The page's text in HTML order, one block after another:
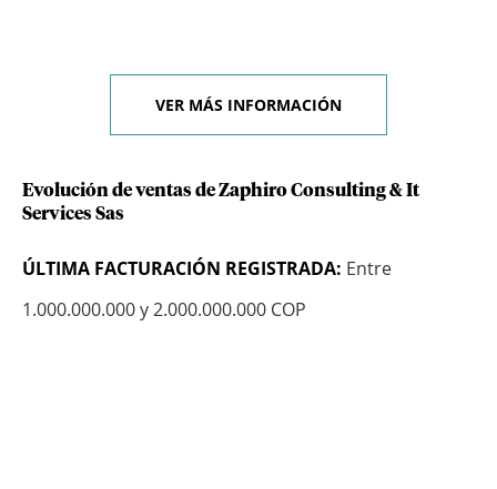
VER MÁS INFORMACIÓN
Evolución de ventas de Zaphiro Consulting & It
Services Sas
ÚLTIMA FACTURACIÓN REGISTRADA: Entre
1.000.000.000 y 2.000.000.000 COP